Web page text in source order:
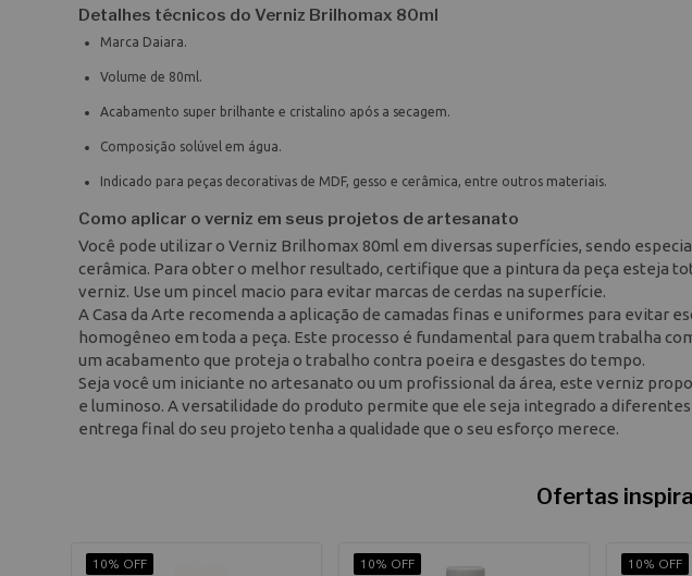
Detalhes técnicos do Verniz Brilhomax 80ml
Marca Daiara.
Volume de 80ml.
Acabamento super brilhante e cristalino após a secagem.
Composição solúvel em água.
Indicado para peças decorativas de MDF, gesso e cerâmica, entre outros materiais.
Como aplicar o verniz em seus projetos de artesanato
Você pode utilizar o Verniz Brilhomax 80ml em diversas superfícies, sendo
cerâmica. Para obter o melhor resultado, certifique que a pintura da peça esteja
verniz. Use um pincel macio para evitar marcas de cerdas na superfície.
A Casa da Arte recomenda a aplicação de camadas finas e uniformes para evitar
homogêneo em toda a peça. Este processo é fundamental para quem trabalha
um acabamento que proteja o trabalho contra poeira e desgastes do tempo.
Seja você um iniciante no artesanato ou um profissional da área, este verniz
e luminoso. A versatilidade do produto permite que ele seja integrado a
entrega final do seu projeto tenha a qualidade que o seu esforço merece.
Ofertas
10% OFF 10% OFF 10% OFF